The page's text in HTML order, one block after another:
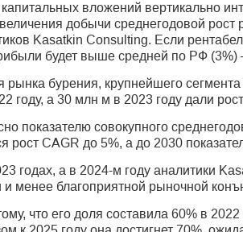
вложений вертикально
добычи среднегодовой рост
Kasatkin Consulting. Если
будет выше средней по РФ
рынка бурения, крупнейшего
году, а 30 млн м в 2023 году дали
показателю совокупного
рост CAGR до 5%, а до 2030
годах, а в 2024-м году аналитики
менее благоприятной рыночной
что его доля составила 60% в